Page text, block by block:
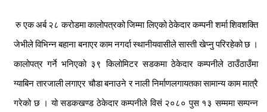
रु एक अर्ब २८ करोडमा कालोपत्रको जिम्मा लिएको ठेकेदार कम्पनी शर्मा शिवशक्ति
जेभीलेविभिन्न बहानाबनाएरकामनगर्दास्थानीयवासीले सास्तीखेप्नुपरिरहेकोछ ।
कालोपत्र गर्ने भनिएको ३९ किलोमिटर सडकमा ठेकेदार कम्पनीले ठाउँठाउँमा
ग्याबिन तारजाली लगाएर चौडा बनाउने र नाली निर्माणलगायतका सामान्य काम मात्रै
गरेको छ । यो सडकखण्ड ठेकेदार कम्पनीले विसं २०८० पुस १३ सम्ममा सम्पन्न